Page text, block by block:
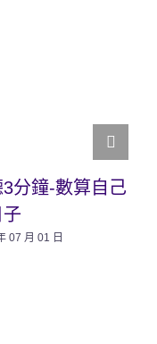
3分鐘-數算自己
07 月 01 日